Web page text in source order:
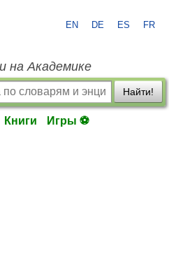
EN DE ES FR
на Академике
Найти!
Книги Игры ⚽